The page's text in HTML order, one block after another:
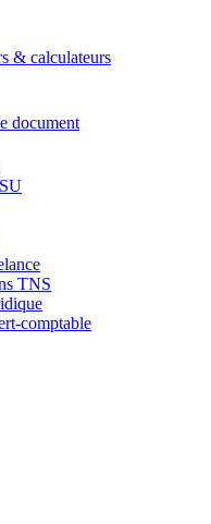
& calculateurs
document
TNS
comptable